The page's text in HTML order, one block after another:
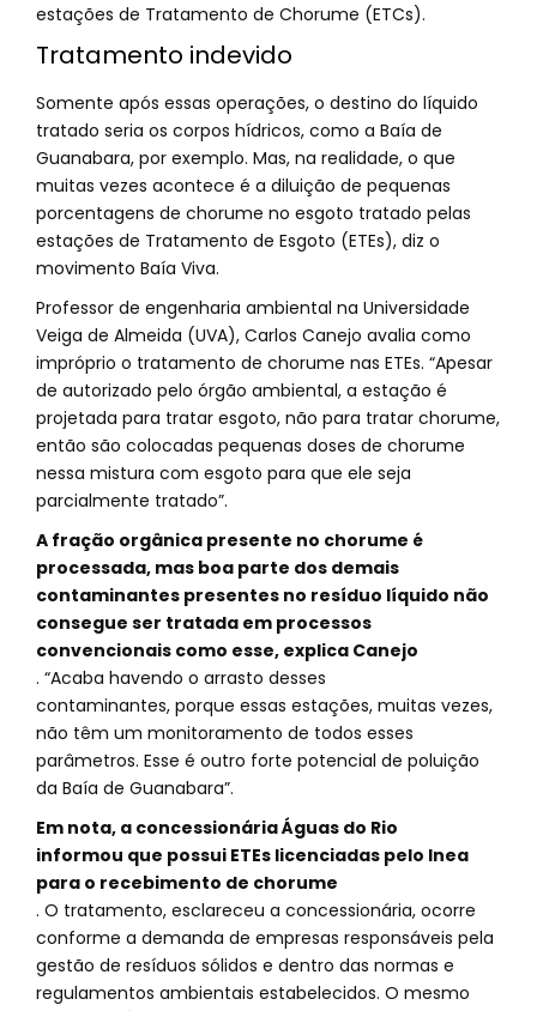
estações de Tratamento de Chorume (ETCs).
Tratamento indevido
Somente após essas operações, o destino do líquido
tratado seria os corpos hídricos, como a Baía de
Guanabara, por exemplo. Mas, na realidade, o que
muitas vezes acontece é a diluição de pequenas
porcentagens de chorume no esgoto tratado pelas
estações de Tratamento de Esgoto (ETEs), diz o
movimento Baía Viva.
Professor de engenharia ambiental na Universidade
Veiga de Almeida (UVA), Carlos Canejo avalia como
impróprio o tratamento de chorume nas ETEs. “Apesar
de autorizado pelo órgão ambiental, a estação é
projetada para tratar esgoto, não para tratar chorume,
então são colocadas pequenas doses de chorume
nessa mistura com esgoto para que ele seja
parcialmente tratado”.
A fração orgânica presente no chorume é
processada, mas boa parte dos demais
contaminantes presentes no resíduo líquido não
consegue ser tratada em processos
convencionais como esse, explica Canejo
. “Acaba havendo o arrasto desses
contaminantes, porque essas estações, muitas vezes,
não têm um monitoramento de todos esses
parâmetros. Esse é outro forte potencial de poluição
da Baía de Guanabara”.
Em nota, a concessionária Águas do Rio
informou que possui ETEs licenciadas pelo Inea
para o recebimento de chorume
. O tratamento, esclareceu a concessionária, ocorre
conforme a demanda de empresas responsáveis pela
gestão de resíduos sólidos e dentro das normas e
regulamentos ambientais estabelecidos. O mesmo